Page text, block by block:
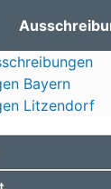
Bayern
Litzendorf